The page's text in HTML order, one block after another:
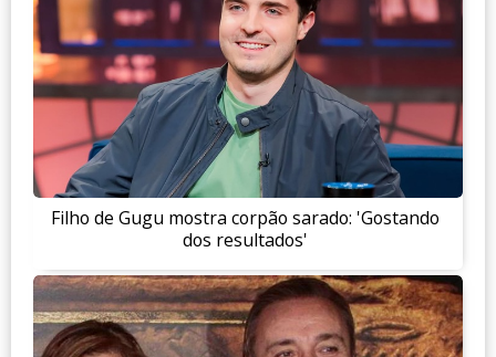
Filho de Gugu mostra corpão sarado: 'Gostando
dos resultados'